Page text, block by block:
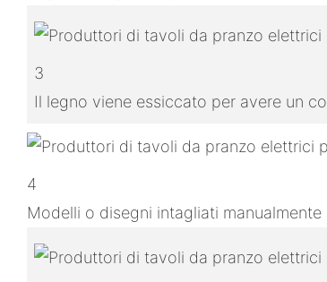
3
Il legno viene essiccato per avere un
4
Modelli o disegni intagliati